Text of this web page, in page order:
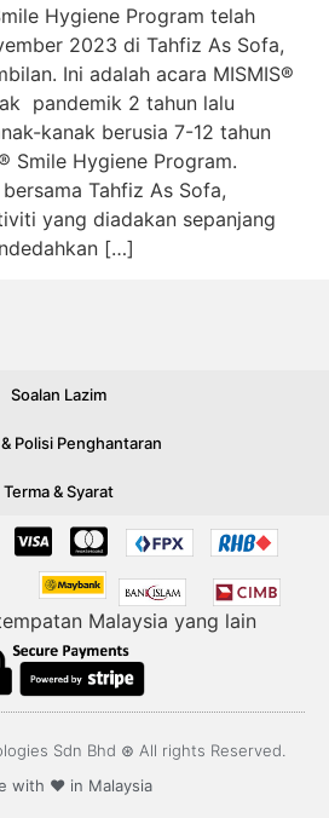
Hygiene Program telah
2023 di Tahfiz As Sofa,
Ini adalah acara MISMIS®
pandemik 2 tahun lalu
kanak berusia 7-12 tahun
Smile Hygiene Program.
Tahfiz As Sofa,
yang diadakan sepanjang
[…]
Soalan Lazim
Polisi Penghantaran
Terma & Syarat
Malaysia yang lain
Sdn Bhd ⊛ All rights Reserved.
with ❤️ in Malaysia